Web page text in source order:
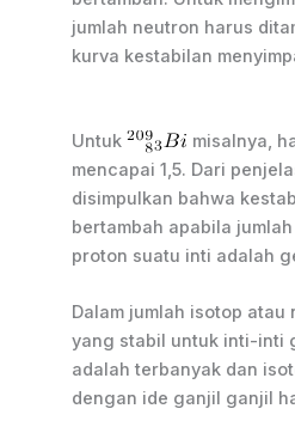
jumlah neutron harus
kurva kestabilan
Untuk
misalnya,
mencapai 1,5. Dari
disimpulkan bahwa
bertambah apabila
proton suatu inti adalah
Dalam jumlah isotop
yang stabil untuk inti-inti
adalah terbanyak dan
dengan ide ganjil ganjil